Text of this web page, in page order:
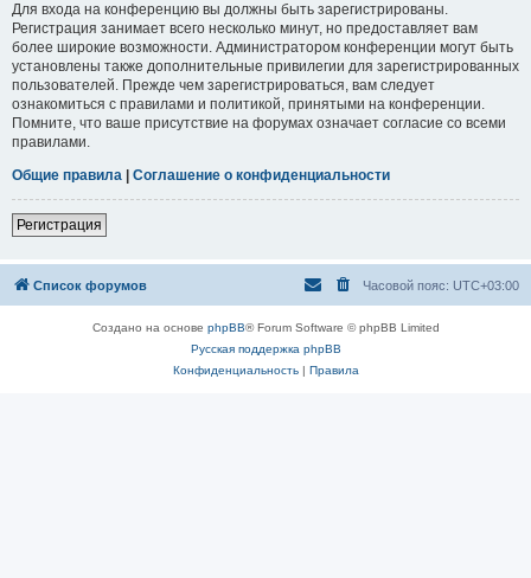
Для входа на конференцию вы должны быть зарегистрированы.
Регистрация занимает всего несколько минут, но предоставляет вам
более широкие возможности. Администратором конференции могут быть
установлены также дополнительные привилегии для зарегистрированных
пользователей. Прежде чем зарегистрироваться, вам следует
ознакомиться с правилами и политикой, принятыми на конференции.
Помните, что ваше присутствие на форумах означает согласие со всеми
правилами.
Общие правила | Соглашение о конфиденциальности
Регистрация
Список форумов Часовой пояс: UTC+03:00
Создано на основе phpBB® Forum Software © phpBB Limited
Русская поддержка phpBB
Конфиденциальность| Правила